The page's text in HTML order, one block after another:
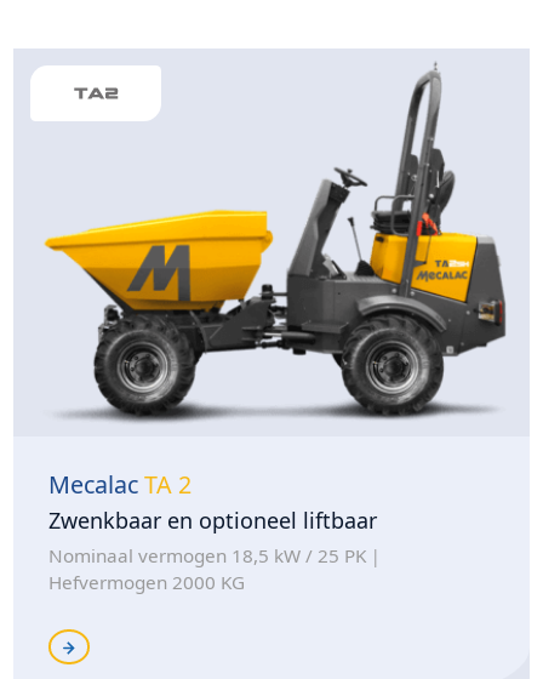
MecalacTA 2
Zwenkbaar en optioneel liftbaar
Nominaal vermogen 18,5 kW / 25 PK
Hefvermogen 2000 KG